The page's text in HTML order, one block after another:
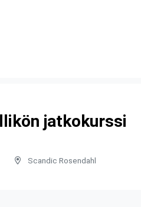
jatkokurssi
Scandic Rosendahl